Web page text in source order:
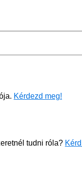
Kérdezd meg!
tudni róla?